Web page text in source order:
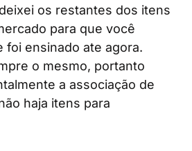
os restantes dos itens
para que você
foi ensinado ate agora.
o mesmo, portanto
a associação de
haja itens para